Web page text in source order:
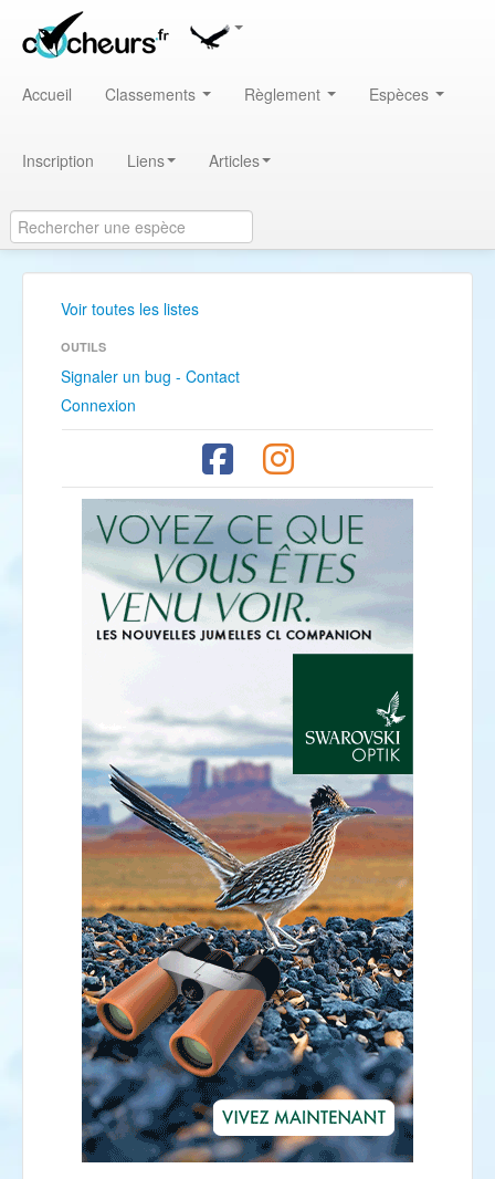
Accueil Classements Règlement Espèces
Inscription Liens Articles
Voir toutes les listes
OUTILS
Signaler un bug - Contact
Connexion